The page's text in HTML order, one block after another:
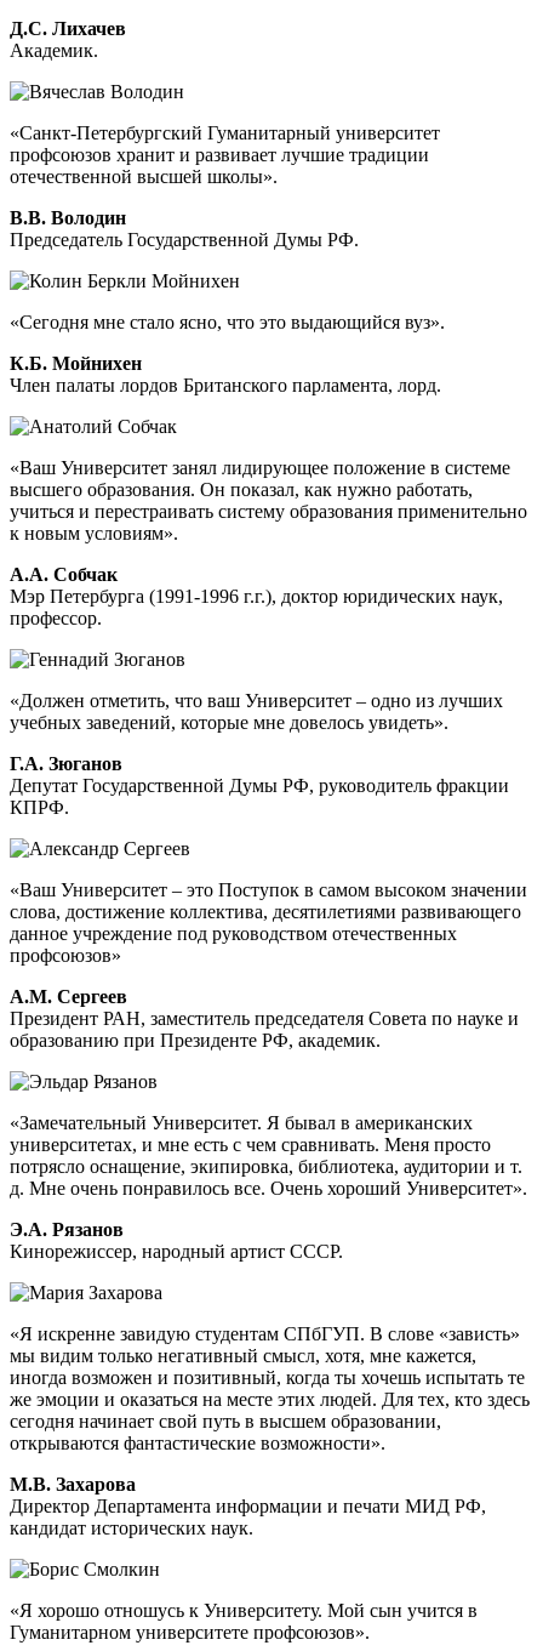
Д.С. Лихачев
Академик.
«Санкт-Петербургский Гуманитарный университет
профсоюзов хранит и развивает лучшие традиции
отечественной высшей школы».
В.В. Володин
Председатель Государственной Думы РФ.
«Сегодня мне стало ясно, что это выдающийся вуз».
К.Б. Мойнихен
Член палаты лордов Британского парламента, лорд.
«Ваш Университет занял лидирующее положение в системе
высшего образования. Он показал, как нужно работать,
учиться и перестраивать систему образования применительно
к новым условиям».
А.А. Собчак
Мэр Петербурга (1991-1996 г.г.), доктор юридических наук,
профессор.
«Должен отметить, что ваш Университет – одно из лучших
учебных заведений, которые мне довелось увидеть».
Г.А. Зюганов
Депутат Государственной Думы РФ, руководитель фракции
КПРФ.
«Ваш Университет – это Поступок в самом высоком значении
слова, достижение коллектива, десятилетиями развивающего
данное учреждение под руководством отечественных
профсоюзов»
А.М. Сергеев
Президент РАН, заместитель председателя Совета по науке и
образованию при Президенте РФ, академик.
«Замечательный Университет. Я бывал в американских
университетах, и мне есть с чем сравнивать. Меня просто
потрясло оснащение, экипировка, библиотека, аудитории и т.
д. Мне очень понравилось все. Очень хороший Университет».
Э.А. Рязанов
Кинорежиссер, народный артист СССР.
«Я искренне завидую студентам СПбГУП. В слове «зависть»
мы видим только негативный смысл, хотя, мне кажется,
иногда возможен и позитивный, когда ты хочешь испытать те
же эмоции и оказаться на месте этих людей. Для тех, кто здесь
сегодня начинает свой путь в высшем образовании,
открываются фантастические возможности».
М.В. Захарова
Директор Департамента информации и печати МИД РФ,
кандидат исторических наук.
«Я хорошо отношусь к Университету. Мой сын учится в
Гуманитарном университете профсоюзов».